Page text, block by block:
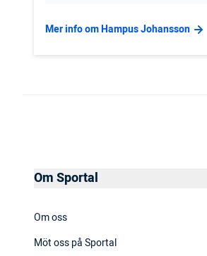
Mer info om Hampus Johansson
Om Sportal
Om oss
Möt oss på Sportal